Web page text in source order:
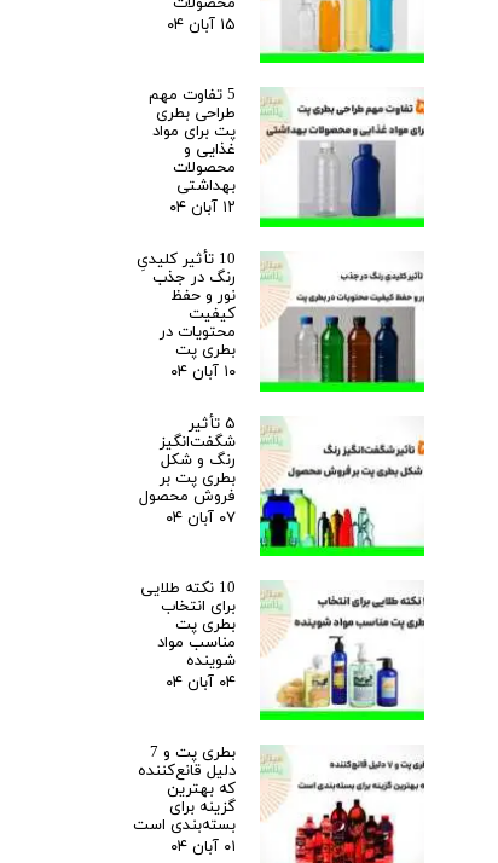
۱۵ آبان ۰۴
5 تفاوت مهم
طراحی بطری
پت برای مواد
غذایی و
محصولات
بهداشتی
۱۲ آبان ۰۴
10 تأثیر کلیدیِ
رنگ در جذب
نور و حفظ
کیفیت
محتویات در
بطری پت
۱۰ آبان ۰۴
۵ تأثیر
شگفت‌انگیز
رنگ و شکل
بطری پت بر
فروش محصول
۰۷ آبان ۰۴
10 نکته طلایی
برای انتخاب
بطری پت
مناسب مواد
شوینده
۰۴ آبان ۰۴
بطری پت و 7
دلیل قانع‌کننده
که بهترین
گزینه برای
بسته‌بندی است
۰۱ آبان ۰۴